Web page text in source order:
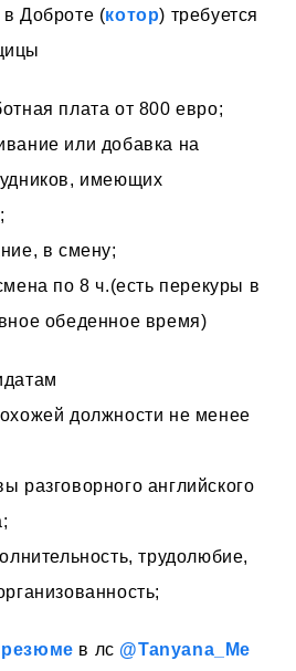
Доброте (котор) требуется
плата от 800 евро;
или добавка на
имеющих
в смену;
по 8 ч.(есть перекуры в
обеденное время)
должности не менее
разговорного английского
трудолюбие,
резюме в лс @Tanyana_Me